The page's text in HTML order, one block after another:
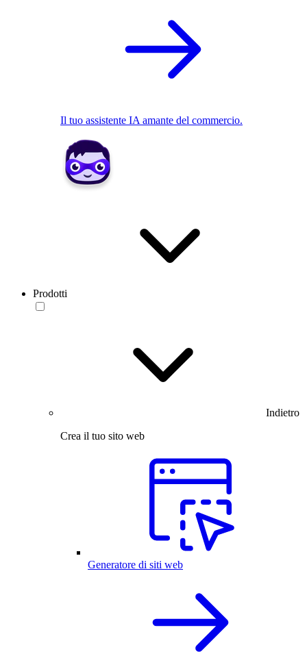
Il tuo assistente IA amante del commercio.
Prodotti
Indietro
Crea il tuo sito web
Generatore di siti web